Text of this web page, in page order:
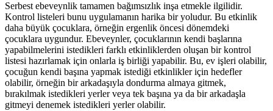
Serbest ebeveynlik tamamen bağımsızlık inşa etmekle ilgilidir.
Kontrol listeleri bunu uygulamanın harika bir yoludur. Bu etkinlik
daha büyük çocuklara, örneğin ergenlik öncesi dönemdeki
çocuklara uygundur. Ebeveynler, çocuklarının kendi başlarına
yapabilmelerini istedikleri farklı etkinliklerden oluşan bir kontrol
listesi hazırlamak için onlarla iş birliği yapabilir. Bu, ev işleri olabilir,
çocuğun kendi başına yapmak istediği etkinlikler için hedefler
olabilir, örneğin bir arkadaşıyla dondurma almaya gitmek,
bırakılmak istedikleri yerler veya tek başına ya da bir arkadaşla
gitmeyi denemek istedikleri yerler olabilir.